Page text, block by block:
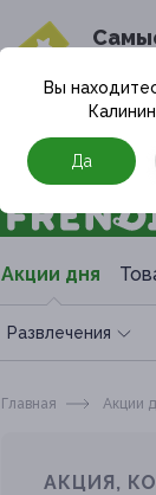
в
Москва
Акции дня
Развлечения
Вы
Да
Главная Акции
АКЦИЯ,